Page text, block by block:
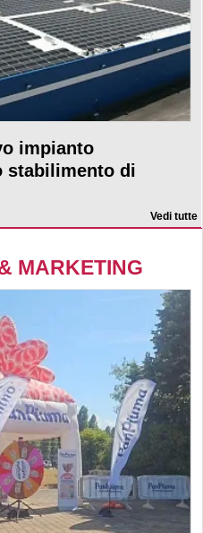
impianto
stabilimento di
Vedi tutte
MARKETING